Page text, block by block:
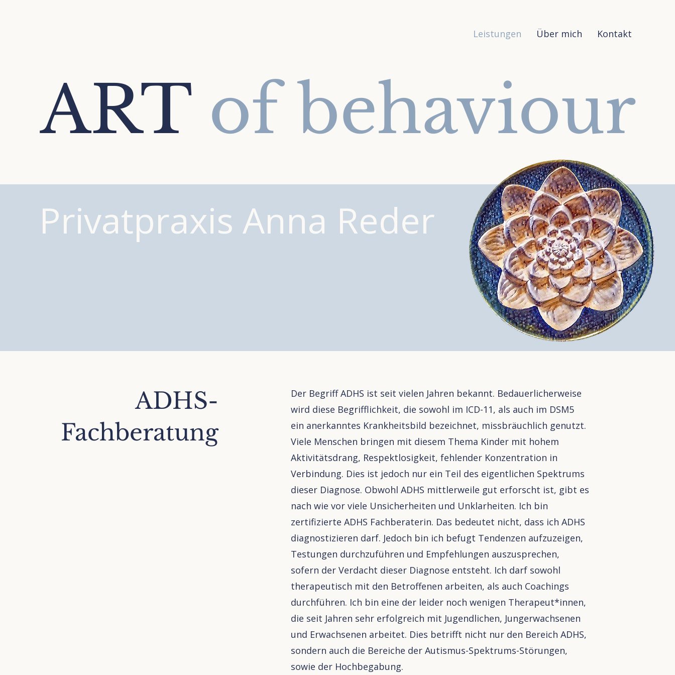
Leistungen Über mich Kontakt
ART of behaviour
Privatpraxis Anna Reder
ADHS-
Fachberatung
Der Begriff ADHS ist seit vielen Jahren bekannt. Bedauerlicherweise
wird diese Begrifflichkeit, die sowohl im ICD-11, als auch im DSM5
ein anerkanntes Krankheitsbild bezeichnet, missbräuchlich genutzt.
Viele Menschen bringen mit diesem Thema Kinder mit hohem
Aktivitätsdrang, Respektlosigkeit, fehlender Konzentration in
Verbindung. Dies ist jedoch nur ein Teil des eigentlichen Spektrums
dieser Diagnose. Obwohl ADHS mittlerweile gut erforscht ist, gibt es
nach wie vor viele Unsicherheiten und Unklarheiten. Ich bin
zertifizierte ADHS Fachberaterin. Das bedeutet nicht, dass ich ADHS
diagnostizieren darf. Jedoch bin ich befugt Tendenzen aufzuzeigen,
Testungen durchzuführen und Empfehlungen auszusprechen,
sofern der Verdacht dieser Diagnose entsteht. Ich darf sowohl
therapeutisch mit den Betroffenen arbeiten, als auch Coachings
durchführen. Ich bin eine der leider noch wenigen Therapeut*innen,
die seit Jahren sehr erfolgreich mit Jugendlichen, Jungerwachsenen
und Erwachsenen arbeitet. Dies betrifft nicht nur den Bereich ADHS,
sondern auch die Bereiche der Autismus-Spektrums-Störungen,
sowie der Hochbegabung.